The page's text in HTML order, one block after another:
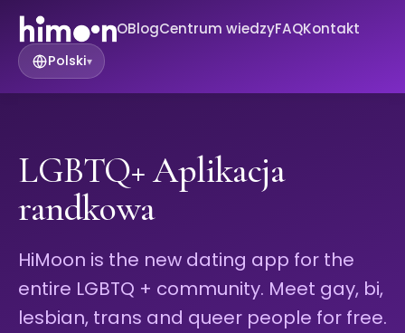
OBlogCentrum wiedzyFAQKontakt
Polski▾
LGBTQ+ Aplikacja
randkowa
HiMoon is the new dating app for the
entire LGBTQ + community. Meet gay, bi,
lesbian, trans and queer people for free.